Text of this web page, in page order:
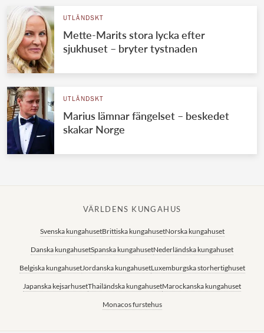
UTLÄNDSKT
Mette-Marits stora lycka efter
sjukhuset – bryter tystnaden
UTLÄNDSKT
Marius lämnar fängelset – beskedet
skakar Norge
VÄRLDENS KUNGAHUS
Svenska kungahusetBrittiska kungahusetNorska kungahuset
Danska kungahusetSpanska kungahusetNederländska kungahuset
Belgiska kungahusetJordanska kungahusetLuxemburgska storhertighuset
Japanska kejsarhusetThailändska kungahusetMarockanska kungahuset
Monacos furstehus